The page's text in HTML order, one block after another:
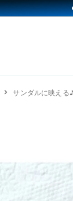
サンダルに映える